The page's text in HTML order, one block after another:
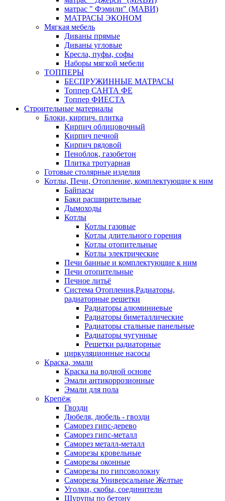
матрас " Фэмили" (МАВИ)
МАТРАСЫ ЭКОНОМ
Мягкая мебель
Диваны прямые
Диваны угловые
Кресла, пуфы, софы
Наборы мягкой мебели
ТОППЕРЫ
БЕСПРУЖИННЫЕ МАТРАСЫ
Топпер САНТА ФЕ
Топпер ФИЕСТА
Строительные материалы
Блоки, кирпич. плитка
Кирпич облицовочный
Кирпич печной
Кирпич рядовой
Пеноблок, газобетон
Плитка тротуарная
Готовые столярные изделия
Котлы, Печи, Отопление, комплектующие к ним
Байпасы
Баки расширительные
Дымоходы
Котлы
Котлы газовые
Котлы длительного горения
Котлы отопительные
Котлы электрические
Печи банные и комплектующие к ним
Печи отопительные
Печное литьё
Система Отопления,Радиаторы,
радиаторные решетки
Радиаторы алюминиевые
Радиаторы биметаллические
Радиаторы стальные панельные
Радиаторы чугунные
Решетки радиаторные
циркуляционные насосы
Краска, эмали
Краска на водной основе
Эмали антикоррозионные
Эмали для пола
Крепёж
Гвозди
Дюбеля, дюбель - гвозди
Саморез гипс-дерево
Саморез гипс-металл
Саморез металл-металл
Саморезы кровельные
Саморезы оконные
Саморезы по гипсоволокну
Саморезы Универсальные Желтые
Уголки, скобы, соединители
Шурупы по бетону